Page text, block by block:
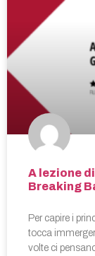
A lezione
Breaking
Per capire i
tocca
volte ci